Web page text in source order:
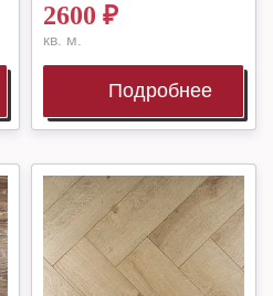
2600 ₽
кв. м.
Подробнее